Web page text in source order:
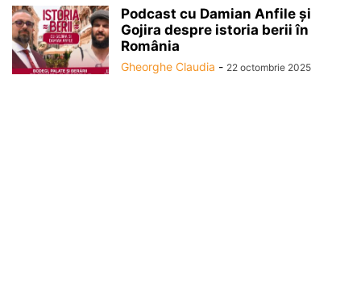
Podcast cu Damian Anfile și
Gojira despre istoria berii în
România
Gheorghe Claudia - 22 octombrie 2025